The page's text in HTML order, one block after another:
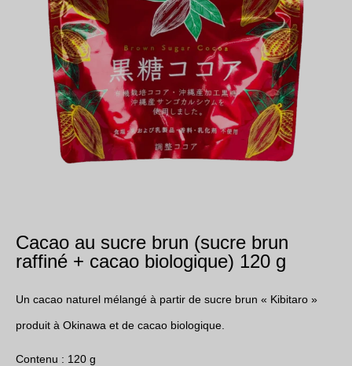
Cacao au sucre brun (sucre brun
raffiné + cacao biologique) 120 g
Un cacao naturel mélangé à partir de sucre brun « Kibitaro »
produit à Okinawa et de cacao biologique.
Contenu : 120 g